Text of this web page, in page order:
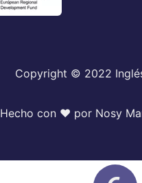
Copyright © 2022
Hecho con ♥️ por Nosy